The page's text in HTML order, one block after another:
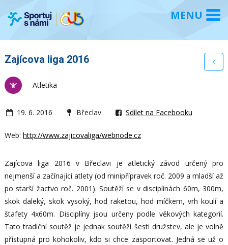
Zajícova liga 2016
Atletika
19. 6. 2016 Břeclav Sdílet na Facebooku
Web: http://www.zajicovaliga/webnode.cz
Zajícova liga 2016 v Břeclavi je atletický závod určený pro
nejmenší a začínající atlety (od minipřípravek roč. 2009 a mladší až
po starší žactvo roč. 2001). Soutěží se v disciplínách 60m, 300m,
skok daleký, skok vysoký, hod raketou, hod míčkem, vrh koulí a
štafety 4x60m. Disciplíny jsou určeny podle věkových kategorií.
Tato tradiční soutěž je jednak soutěží šesti družstev, ale je volně
přístupná pro kohokoliv, kdo si chce zasportovat. Jedná se už o